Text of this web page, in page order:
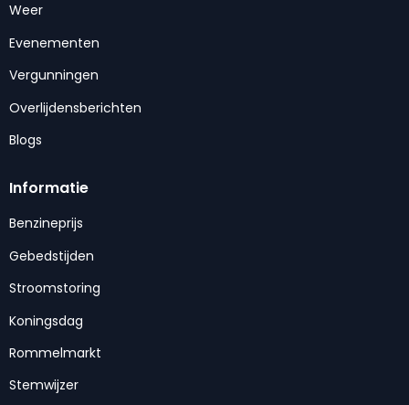
Weer
Evenementen
Vergunningen
Overlijdensberichten
Blogs
Informatie
Benzineprijs
Gebedstijden
Stroomstoring
Koningsdag
Rommelmarkt
Stemwijzer